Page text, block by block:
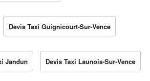
Devis Taxi Guignicourt-Sur-Vence
Jandun Devis Taxi Launois-Sur-Vence